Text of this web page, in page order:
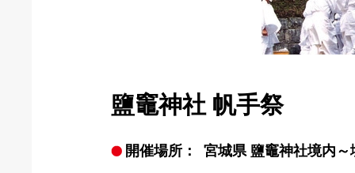
鹽竈神社 帆手祭
開催場所： 宮城県 鹽竈神社境内～